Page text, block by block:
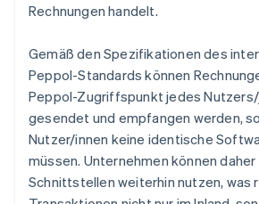
Rechnungen handelt.
Gemäß den Spezifikationen des
Peppol-Standards können
Peppol-Zugriffspunkt jedes
gesendet und empfangen werden,
Nutzer/innen keine identische
müssen. Unternehmen können
Schnittstellen weiterhin nutzen, was